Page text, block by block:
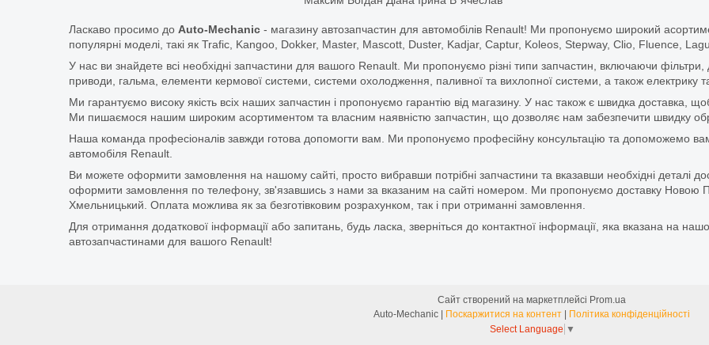
Ласкаво просимо до Auto-Mechanic - магазину автозапчастин для автомобілів Renault! Ми пропонуємо широкий
популярні моделі, такі як Trafic, Kangoo, Dokker, Master, Mascott, Duster, Kadjar, Captur, Koleos, Stepway, Clio, Fluence,
У нас ви знайдете всі необхідні запчастини для вашого Renault. Ми пропонуємо різні типи запчастин, включаючи фільтри,
приводи, гальма, елементи кермової системи, системи охолодження, паливної та вихлопної системи, а також електрику та
Ми гарантуємо високу якість всіх наших запчастин і пропонуємо гарантію від магазину. У нас також є швидка доставка,
Ми пишаємося нашим широким асортиментом та власним наявністю запчастин, що дозволяє нам забезпечити швидку
Наша команда професіоналів завжди готова допомогти вам. Ми пропонуємо професійну консультацію та допоможемо
автомобіля Renault.
Ви можете оформити замовлення на нашому сайті, просто вибравши потрібні запчастини та вказавши необхідні деталі
оформити замовлення по телефону, зв'язавшись з нами за вказаним на сайті номером. Ми пропонуємо доставку Новою
Хмельницький. Оплата можлива як за безготівковим розрахунком, так і при отриманні замовлення.
Для отримання додаткової інформації або запитань, будь ласка, зверніться до контактної інформації, яка вказана на
автозапчастинами для вашого Renault!
Сайт створений на маркетплейсі Prom.ua
Поскаржитися на контент
Політика конфіденційності
Select Language ▼